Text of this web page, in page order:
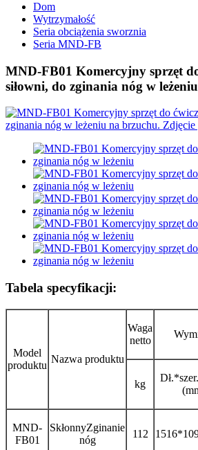
Dom
Wytrzymałość
Seria obciążenia sworznia
Seria MND-FB
MND-FB01 Komercyjny sprzęt
siłowni, do zginania nóg w leżeniu
Tabela specyfikacji:
Model
produktu
Nazwa produktu
Waga
netto
kg
MND-
FB01
SkłonnyZginanie
nóg
112